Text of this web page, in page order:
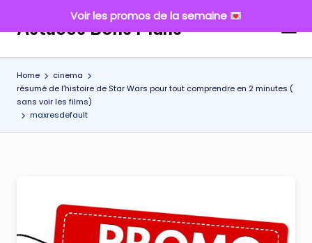
Skip
content
Astuces Bons Plans
Home
cinema
résumé de l’histoire de Star Wars pour tout comprendre en 2 minutes (
sans voir les films)
maxresdefault
Voir les promos de la semaine